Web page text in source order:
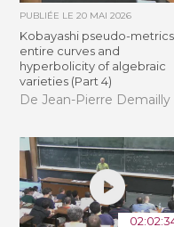
PUBLIÉE LE20 MAI 2026
Kobayashi pseudo-metrics,
entire curves and
hyperbolicity of algebraic
varieties (Part 4)
De Jean-Pierre Demailly